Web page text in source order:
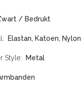
/ Bedrukt
Elastan, Katoen, Nylon
Style Metal